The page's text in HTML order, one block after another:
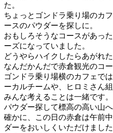
た。
ちょっとゴンドラ乗り場のカ
ースのパウダーを探しに。
おもしろそうなコースがあっ
ーズになっていました。
どうやらハイクしたらあがれた
なんだかんだで赤倉観光のコ
ゴンドラ乗り場横のカフェで
ーカルチームや、ヒロミさん組
みんな考えることは一緒です。
パウダー探して標高の高い山へ
確かに、この日の赤倉は午前
ダーをおいしくいただけました